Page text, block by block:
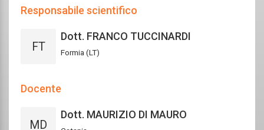
Responsabile scientifico
FT
Dott. FRANCO TUCCINARDI
Formia (LT)
Docente
MD
Dott. MAURIZIO DI MAURO